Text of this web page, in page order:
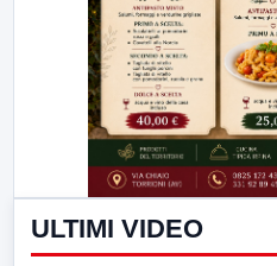
ULTIMI VIDEO